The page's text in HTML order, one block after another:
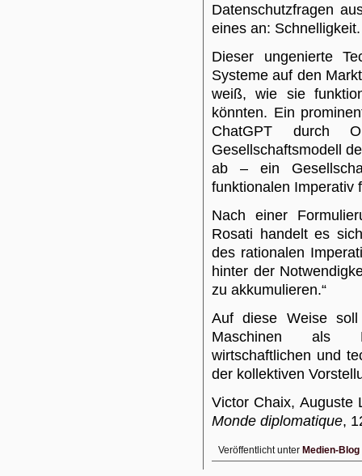
Datenschutzfragen
eines an: Schnelligkeit.
Dieser ungenierte
Systeme auf den
weiß, wie sie
könnten. Ein
ChatGPT durch
Gesellschaftsmodell
ab – ein
funktionalen Imperativ
Nach einer
Rosati handelt es
des rationalen
hinter der
zu akkumulieren.“
Auf diese Weise
Maschinen als
wirtschaftlichen und
der kollektiven
Victor Chaix, Auguste
Monde diplomatique,
Veröffentlicht unter Medien-Blog